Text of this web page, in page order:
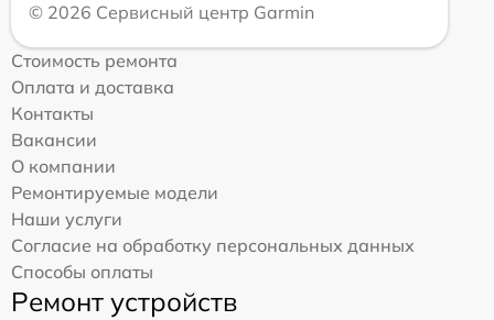
© 2026 Сервисный центр Garmin
Стоимость ремонта
Оплата и доставка
Контакты
Вакансии
О компании
Ремонтируемые модели
Наши услуги
Согласие на обработку персональных данных
Способы оплаты
Ремонт устройств